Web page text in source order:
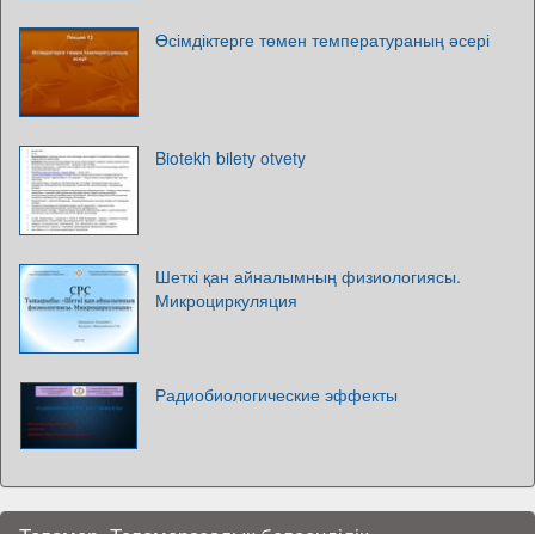
Өсімдіктерге төмен температураның әсері
Biotekh bilety otvety
Шеткі қан айналымның физиологиясы.
Микроциркуляция
Радиобиологические эффекты